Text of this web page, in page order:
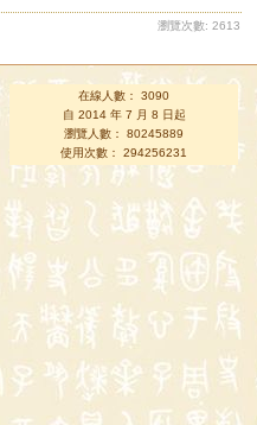
瀏覽次數: 2613
在線人數： 3090
自 2014 年 7 月 8 日起
瀏覽人數： 80245889
使用次數： 294256231